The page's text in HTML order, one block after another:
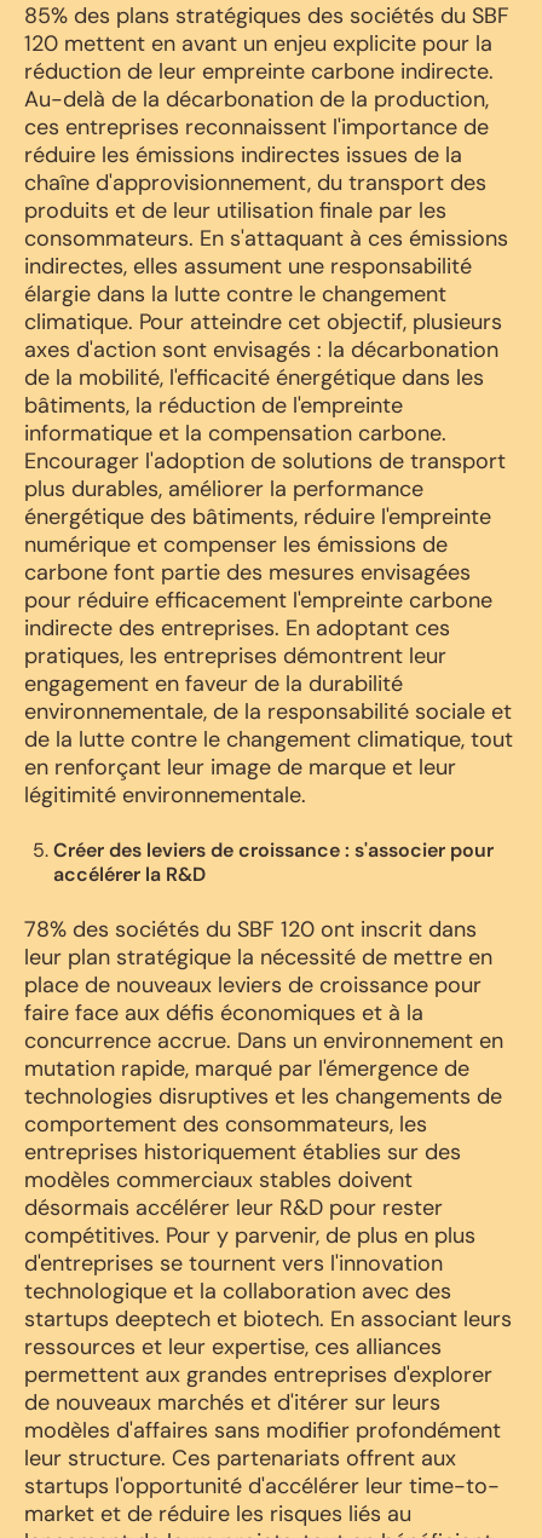
85% des plans stratégiques des sociétés du SBF
120 mettent en avant un enjeu explicite pour la
réduction de leur empreinte carbone indirecte.
Au-delà de la décarbonation de la production,
ces entreprises reconnaissent l'importance de
réduire les émissions indirectes issues de la
chaîne d'approvisionnement, du transport des
produits et de leur utilisation finale par les
consommateurs. En s'attaquant à ces émissions
indirectes, elles assument une responsabilité
élargie dans la lutte contre le changement
climatique. Pour atteindre cet objectif, plusieurs
axes d'action sont envisagés : la décarbonation
de la mobilité, l'efficacité énergétique dans les
bâtiments, la réduction de l'empreinte
informatique et la compensation carbone.
Encourager l'adoption de solutions de transport
plus durables, améliorer la performance
énergétique des bâtiments, réduire l'empreinte
numérique et compenser les émissions de
carbone font partie des mesures envisagées
pour réduire efficacement l'empreinte carbone
indirecte des entreprises. En adoptant ces
pratiques, les entreprises démontrent leur
engagement en faveur de la durabilité
environnementale, de la responsabilité sociale et
de la lutte contre le changement climatique, tout
en renforçant leur image de marque et leur
légitimité environnementale.
Créer des leviers de croissance : s'associer pour
accélérer la R&D
78% des sociétés du SBF 120 ont inscrit dans
leur plan stratégique la nécessité de mettre en
place de nouveaux leviers de croissance pour
faire face aux défis économiques et à la
concurrence accrue. Dans un environnement en
mutation rapide, marqué par l'émergence de
technologies disruptives et les changements de
comportement des consommateurs, les
entreprises historiquement établies sur des
modèles commerciaux stables doivent
désormais accélérer leur R&D pour rester
compétitives. Pour y parvenir, de plus en plus
d'entreprises se tournent vers l'innovation
technologique et la collaboration avec des
startups deeptech et biotech. En associant leurs
ressources et leur expertise, ces alliances
permettent aux grandes entreprises d'explorer
de nouveaux marchés et d'itérer sur leurs
modèles d'affaires sans modifier profondément
leur structure. Ces partenariats offrent aux
startups l'opportunité d'accélérer leur time-to-
market et de réduire les risques liés au